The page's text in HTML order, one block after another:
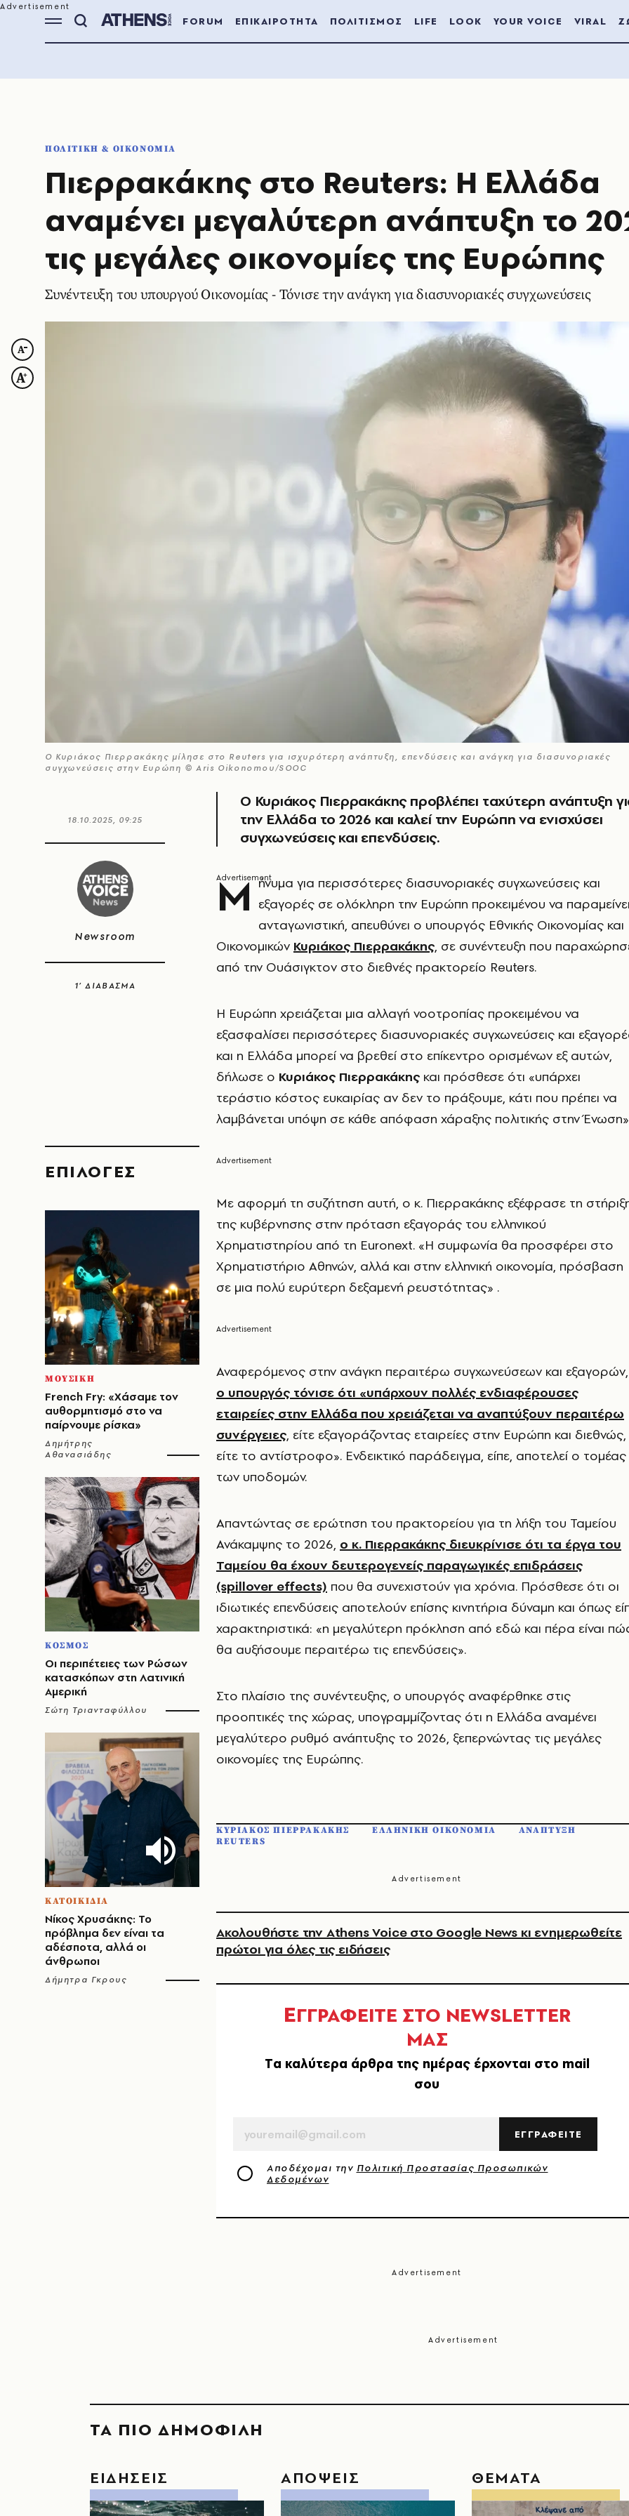
FORUM ΕΠΙΚΑΙΡΟΤΗΤΑ ΠΟΛΙΤΙΣΜΟΣ LIFE LOOK YOUR VOICE VIRAL
ΠΟΛΙΤΙΚΗ & ΟΙΚΟΝΟΜΙΑ
Πιερρακάκης στο Reuters: Η Ελλάδα
αναμένει μεγαλύτερη ανάπτυξη το
τις μεγάλες οικονομίες της Ευρώπης
Συνέντευξη του υπουργού Οικονομίας - Τόνισε την ανάγκη για διασυνοριακές συγχωνεύσεις
Ο Κυριάκος Πιερρακάκης μίλησε στο Reuters για ισχυρότερη ανάπτυξη, επενδύσεις και ανάγκη για διασυνοριακές
συγχωνεύσεις στην Ευρώπη © Aris Oikonomou/SOOC
18.10.2025, 09:25
Newsroom
1’ ΔΙΑΒΑΣΜΑ
EΠΙΛΟΓΈΣ
ΜΟΥΣΙΚΗ
French Fry: «Χάσαμε τον
αυθορμητισμό στο να
παίρνουμε ρίσκα»
Δημήτρης
Αθανασιάδης
ΚΟΣΜΟΣ
Οι περιπέτειες των Ρώσων
κατασκόπων στη Λατινική
Αμερική
Σώτη Τριανταφύλλου
ΚΑΤΟΙΚΙΔΙΑ
Νίκος Χρυσάκης: Το
πρόβλημα δεν είναι τα
αδέσποτα, αλλά οι
άνθρωποι
Δήμητρα Γκρους
Ο Κυριάκος Πιερρακάκης προβλέπει ταχύτερη ανάπτυξη
την Ελλάδα το 2026 και καλεί την Ευρώπη να ενισχύσει
συγχωνεύσεις και επενδύσεις.
Μ ήνυμα για περισσότερες διασυνοριακές συγχωνεύσεις και
εξαγορές σε ολόκληρη την Ευρώπη προκειμένου να
ανταγωνιστική, απευθύνει ο υπουργός Εθνικής Οικονομίας και
Οικονομικών Κυριάκος Πιερρακάκης, σε συνέντευξη που
από την Ουάσιγκτον στο διεθνές πρακτορείο Reuters.
Η Ευρώπη χρειάζεται μια αλλαγή νοοτροπίας προκειμένου να
εξασφαλίσει περισσότερες διασυνοριακές συγχωνεύσεις και
και η Ελλάδα μπορεί να βρεθεί στο επίκεντρο ορισμένων εξ αυτών,
δήλωσε ο Κυριάκος Πιερρακάκης και πρόσθεσε ότι «υπάρχει
τεράστιο κόστος ευκαιρίας αν δεν το πράξουμε, κάτι που πρέπει να
λαμβάνεται υπόψη σε κάθε απόφαση χάραξης πολιτικής στην
Με αφορμή τη συζήτηση αυτή, ο κ. Πιερρακάκης εξέφρασε τη
της κυβέρνησης στην πρόταση εξαγοράς του ελληνικού
Χρηματιστηρίου από τη Euronext. «Η συμφωνία θα προσφέρει στο
Χρηματιστήριο Αθηνών, αλλά και στην ελληνική οικονομία, πρόσβαση
σε μια πολύ ευρύτερη δεξαμενή ρευστότητας» .
Αναφερόμενος στην ανάγκη περαιτέρω συγχωνεύσεων και εξαγορών,
ο υπουργός τόνισε ότι «υπάρχουν πολλές ενδιαφέρουσες
εταιρείες στην Ελλάδα που χρειάζεται να αναπτύξουν περαιτέρω
συνέργειες, είτε εξαγοράζοντας εταιρείες στην Ευρώπη και διεθνώς,
είτε το αντίστροφο». Ενδεικτικό παράδειγμα, είπε, αποτελεί ο τομέας
των υποδομών.
Απαντώντας σε ερώτηση του πρακτορείου για τη λήξη του Ταμείου
Ανάκαμψης το 2026, ο κ. Πιερρακάκης διευκρίνισε ότι τα έργα του
Ταμείου θα έχουν δευτερογενείς παραγωγικές επιδράσεις
(spillover effects) που θα συνεχιστούν για χρόνια. Πρόσθεσε ότι οι
ιδιωτικές επενδύσεις αποτελούν επίσης κινητήρια δύναμη και όπως
χαρακτηριστικά: «η μεγαλύτερη πρόκληση από εδώ και πέρα είναι
θα αυξήσουμε περαιτέρω τις επενδύσεις».
Στο πλαίσιο της συνέντευξης, ο υπουργός αναφέρθηκε στις
προοπτικές της χώρας, υπογραμμίζοντας ότι η Ελλάδα αναμένει
μεγαλύτερο ρυθμό ανάπτυξης το 2026, ξεπερνώντας τις μεγάλες
οικονομίες της Ευρώπης.
ΚΥΡΙΑΚΟΣ ΠΙΕΡΡΑΚΑΚΗΣ ΕΛΛΗΝΙΚΗ ΟΙΚΟΝΟΜΙΑ
ΑΝΑΠΤΥΞΗ
REUTERS
Ακολουθήστε την Athens Voice στο Google News κι ενημερωθείτε
πρώτοι για όλες τις ειδήσεις
ΕΓΓΡΑΦΕΙΤΕ ΣΤΟ NEWSLETTER
ΜΑΣ
Tα καλύτερα άρθρα της ημέρας έρχονται στο mail
σου
ΕΓΓΡΑΦΕΙΤΕ
Αποδέχομαι την Πολιτική Προστασίας Προσωπικών
Δεδομένων
ΤΑ ΠΙΟ ΔΗΜΟΦΙΛΗ
ΕΙΔΗΣΕΙΣ ΑΠΟΨΕΙΣ ΘΕΜΑΤΑ